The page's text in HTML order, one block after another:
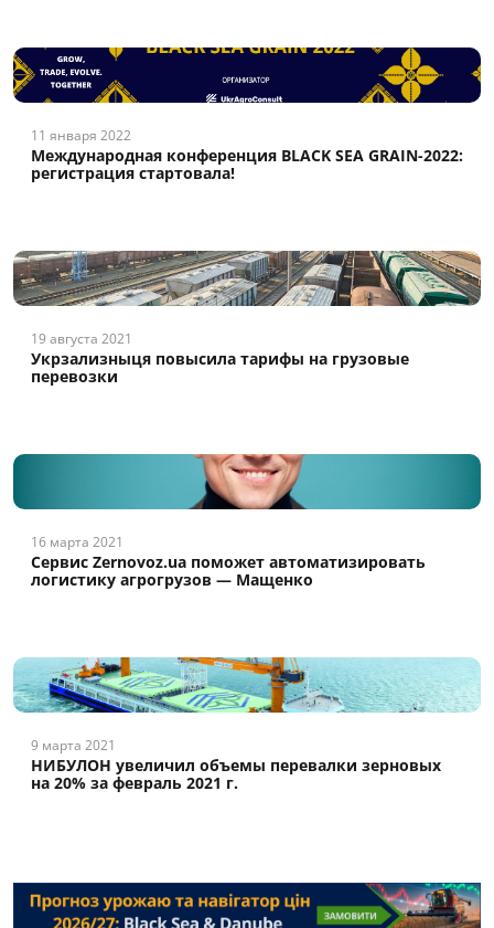
11 января 2022
Международная конференция BLACK SEA GRAIN-2022:
регистрация стартовала!
19 августа 2021
Укрзализныця повысила тарифы на грузовые
перевозки
16 марта 2021
Сервис Zernovoz.ua поможет автоматизировать
логистику агрогрузов — Мащенко
9 марта 2021
НИБУЛОН увеличил объемы перевалки зерновых
на 20% за февраль 2021 г.